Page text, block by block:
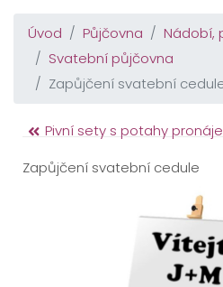
Úvod Půjčovna
Nádobí,
Svatební půjčovna
Zapůjčení svatební
Pivní sety s potahy
Zapůjčení svatební cedule